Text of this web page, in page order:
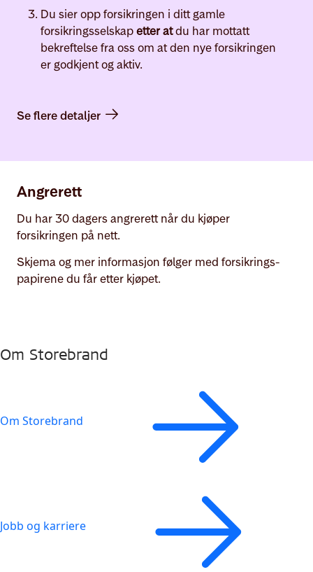
Du sier opp forsikringen i ditt gamle
forsikringsselskapetter atdu har mottatt
bekreftelse fra oss om at den nye forsikringen
er godkjent og aktiv.
Se flere detaljer
Angrerett
Du har 30 dagers angrerett når du kjøper
forsikringen på nett.
Skjema og mer informasjon følger med forsikrings­
papirene du får etter kjøpet.
Om Storebrand
Om Storebrand
Jobb og karriere